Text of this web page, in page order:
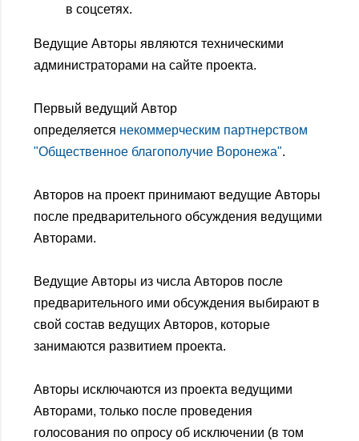
в соцсетях.
Ведущие Авторы являются техническими
администраторами на сайте проекта.
Первый ведущий Автор
определяется некоммерческим партнерством
"Общественное благополучие Воронежа".
Авторов на проект принимают ведущие Авторы
после предварительного обсуждения ведущими
Авторами.
Ведущие Авторы из числа Авторов после
предварительного ими обсуждения выбирают в
свой состав ведущих Авторов, которые
занимаются развитием проекта.
Авторы исключаются из проекта ведущими
Авторами, только после проведения
голосования по опросу об исключении (в том